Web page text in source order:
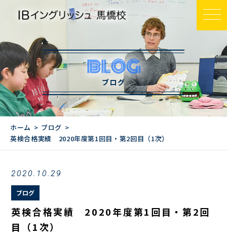
BLOG
ブログ
ホーム
ブログ
英検合格実績 2020年度第1回目・第2回目（1次）
2020.10.29
ブログ
英検合格実績 2020年度第1回目・第2回
目（1次）